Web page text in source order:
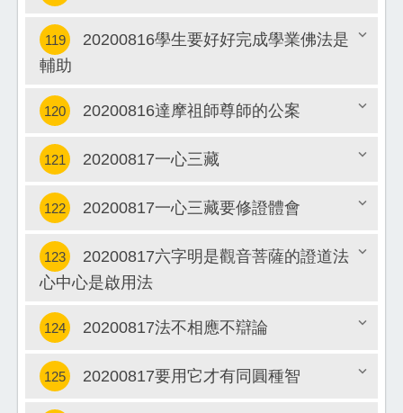
關閉
119
20200816學生要好好完成學業佛法是
輔助
關閉
120 20200816達摩祖師尊師的公案
關閉
121 20200817一心三藏
關閉
122 20200817一心三藏要修證體會
123
20200817六字明是觀音菩薩的證道法
心中心是啟用法
關閉
124 20200817法不相應不辯論
125 20200817要用它才有同圓種智